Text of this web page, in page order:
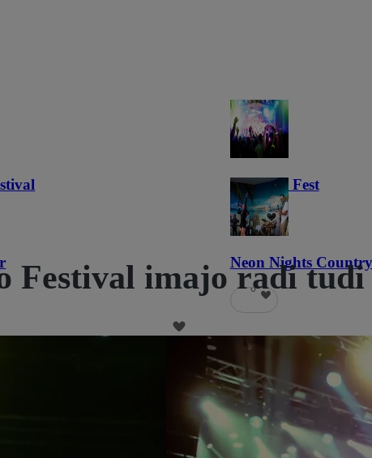
Haunted Fest
58
Neon Nights
6
Festival imajo radi tudi